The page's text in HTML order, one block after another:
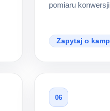
pomiaru
Zapytaj o
06